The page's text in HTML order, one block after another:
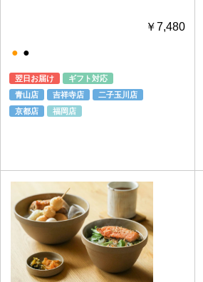
￥7,480
● ●
翌日お届け
ギフト対応
青山店
吉祥寺店
二子玉川店
京都店
福岡店